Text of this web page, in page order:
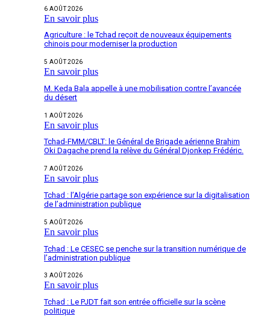
6 AOÛT 2026
En savoir plus
Agriculture : le Tchad reçoit de nouveaux équipements
chinois pour moderniser la production
5 AOÛT 2026
En savoir plus
M. Keda Bala appelle à une mobilisation contre l’avancée
du désert
1 AOÛT 2026
En savoir plus
Tchad-FMM/CBLT: le Général de Brigade aérienne Brahim
Oki Dagache prend la relève du Général Djonkep Frédéric.
7 AOÛT 2026
En savoir plus
Tchad : l’Algérie partage son expérience sur la digitalisation
de l’administration publique
5 AOÛT 2026
En savoir plus
Tchad : Le CESEC se penche sur la transition numérique de
l’administration publique
3 AOÛT 2026
En savoir plus
Tchad : Le PJDT fait son entrée officielle sur la scène
politique